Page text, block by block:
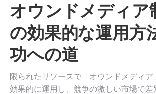
オウンドメディア
の効果的な運用方
功への道
限られたリソースで「オウンドメディア
効果的に運用し、競争の激しい市場で差